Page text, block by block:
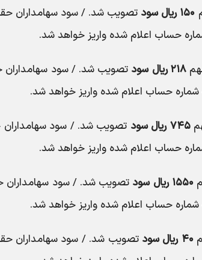
۱۵۰ ریال سود تصویب شد. / سود سهامداران
حساب اعلام شده واریز خواهد شد.
۲۱۸ ریال سود تصویب شد. / سود سهامداران
شماره حساب اعلام شده واریز خواهد شد.
۷۴۵ ریال سود تصویب شد. / سود سهامداران
حساب اعلام شده واریز خواهد شد.
۱۵۵۰ ریال سود تصویب شد. / سود سهامداران
شماره حساب اعلام شده واریز خواهد شد.
۴۰ ریال سود تصویب شد. / سود سهامداران